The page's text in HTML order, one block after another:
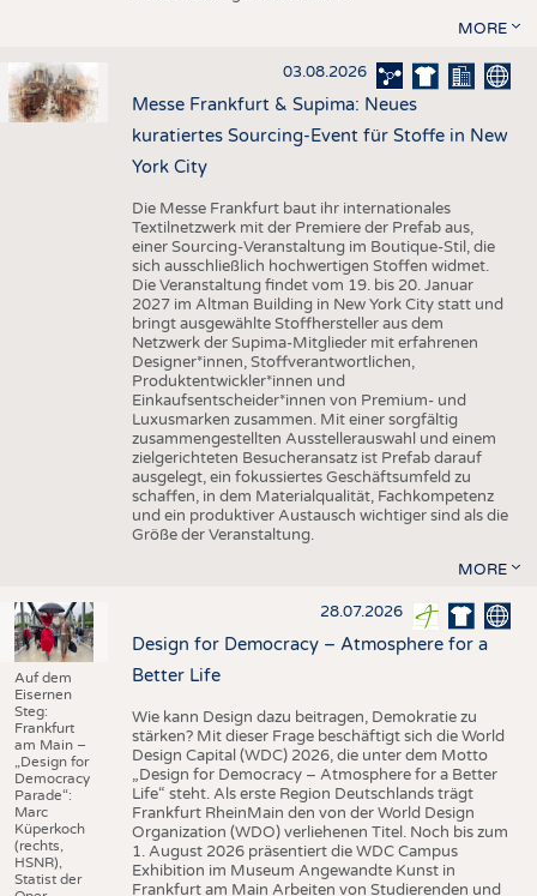
MORE
03.08.2026
Messe Frankfurt & Supima: Neues
kuratiertes Sourcing-Event für Stoffe in New
York City
Die Messe Frankfurt baut ihr internationales
Textilnetzwerk mit der Premiere der Prefab aus,
einer Sourcing-Veranstaltung im Boutique-Stil, die
sich ausschließlich hochwertigen Stoffen widmet.
Die Veranstaltung findet vom 19. bis 20. Januar
2027 im Altman Building in New York City statt und
bringt ausgewählte Stoffhersteller aus dem
Netzwerk der Supima-Mitglieder mit erfahrenen
Designer*innen, Stoffverantwortlichen,
Produktentwickler*innen und
Einkaufsentscheider*innen von Premium- und
Luxusmarken zusammen. Mit einer sorgfältig
zusammengestellten Ausstellerauswahl und einem
zielgerichteten Besucheransatz ist Prefab darauf
ausgelegt, ein fokussiertes Geschäftsumfeld zu
schaffen, in dem Materialqualität, Fachkompetenz
und ein produktiver Austausch wichtiger sind als die
Größe der Veranstaltung.
MORE
Auf dem
Eisernen
Steg:
Frankfurt
am Main –
„Design for
Democracy
Parade“:
Marc
Küperkoch
(rechts,
HSNR),
Statist der
28.07.2026
Design for Democracy – Atmosphere for a
Better Life
Wie kann Design dazu beitragen, Demokratie zu
stärken? Mit dieser Frage beschäftigt sich die World
Design Capital (WDC) 2026, die unter dem Motto
„Design for Democracy – Atmosphere for a Better
Life“ steht. Als erste Region Deutschlands trägt
Frankfurt RheinMain den von der World Design
Organization (WDO) verliehenen Titel. Noch bis zum
1. August 2026 präsentiert die WDC Campus
Exhibition im Museum Angewandte Kunst in
Frankfurt am Main Arbeiten von Studierenden und